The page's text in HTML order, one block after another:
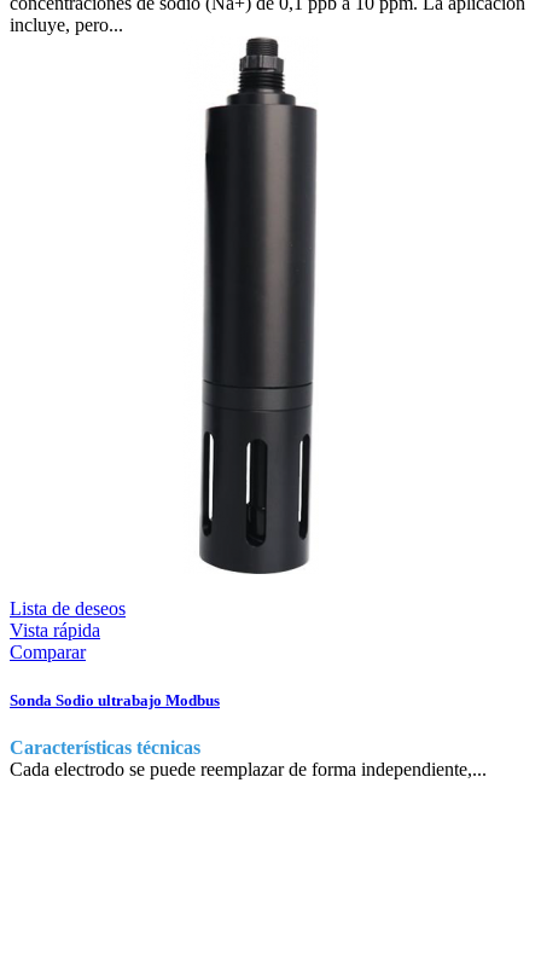
incluye, pero...
Lista de deseos
Vista rápida
Comparar
Sonda Sodio ultrabajo Modbus
Características técnicas
Cada electrodo se puede reemplazar de forma independiente,...